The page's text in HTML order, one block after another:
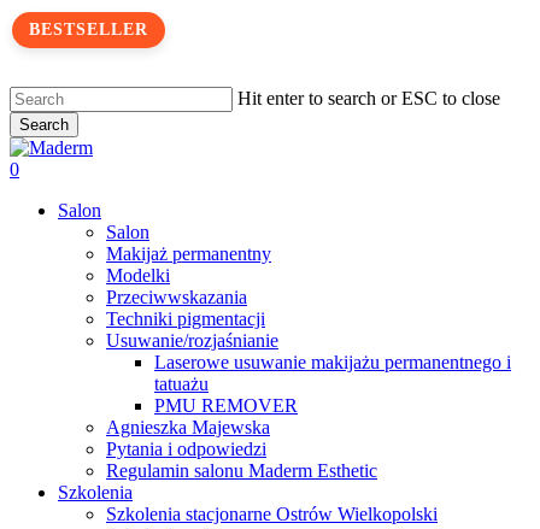
Skip
to
content
Hit enter to search or ESC to close
Search
Close
Search
search
0
Salon
Salon
Makijaż permanentny
Modelki
Przeciwwskazania
Techniki pigmentacji
Usuwanie/rozjaśnianie
Laserowe usuwanie makijażu permanentnego i
tatuażu
PMU REMOVER
Agnieszka Majewska
Pytania i odpowiedzi
Regulamin salonu Maderm Esthetic
Szkolenia
Szkolenia stacjonarne Ostrów Wielkopolski
BESTSELLER